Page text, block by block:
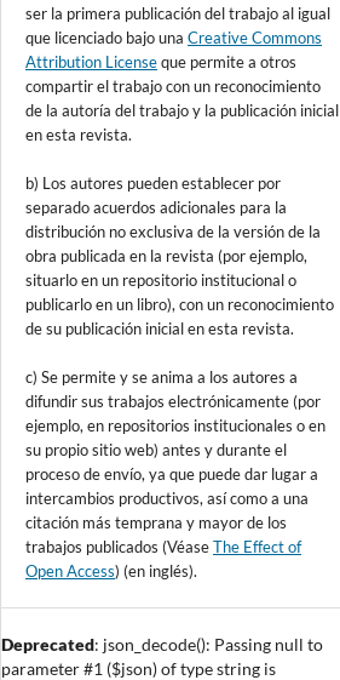
ser la primera publicación del trabajo al igual
que licenciado bajo unaCreative Commons
Attribution Licenseque permite a otros
compartir el trabajo con un reconocimiento
de la autoría del trabajo y la publicación inicial
en esta revista.
b) Los autores pueden establecer por
separado acuerdos adicionales para la
distribución no exclusiva de la versión de la
obra publicada en la revista (por ejemplo,
situarlo en un repositorio institucional o
publicarlo en un libro), con un reconocimiento
de su publicación inicial en esta revista.
c) Se permite y se anima a los autores a
difundir sus trabajos electrónicamente (por
ejemplo, en repositorios institucionales o en
su propio sitio web) antes y durante el
proceso de envío, ya que puede dar lugar a
intercambios productivos, así como a una
citación más temprana y mayor de los
trabajos publicados (VéaseThe Effect of
Open Access) (en inglés).
Deprecated: json_decode(): Passing null to
parameter #1 ($json) of type string is